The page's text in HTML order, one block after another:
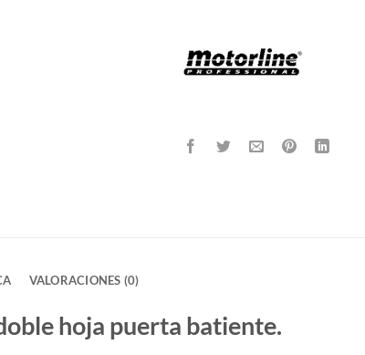
VALORACIONES (0)
hoja puerta batiente.